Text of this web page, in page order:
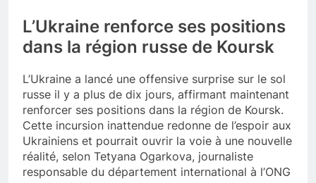
L’Ukraine renforce ses positions
dans la région russe de Koursk
L’Ukraine a lancé une offensive surprise sur le sol
russe il y a plus de dix jours, affirmant maintenant
renforcer ses positions dans la région de Koursk.
Cette incursion inattendue redonne de l’espoir aux
Ukrainiens et pourrait ouvrir la voie à une nouvelle
réalité, selon Tetyana Ogarkova, journaliste
responsable du département international à l’ONG